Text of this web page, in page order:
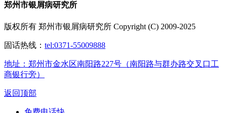
郑州市银屑病研究所
版权所有 郑州市银屑病研究所 Copyright (C) 2009-2025
固话热线： tel:0371-55009888
地址：郑州市金水区南阳路227号（南阳路与群办路交叉口工
商银行旁）
返回顶部